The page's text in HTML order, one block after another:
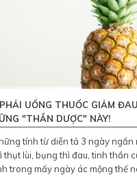
UỐNG THUỐC GIẢM
"THẦN DƯỢC" NÀY!
tính từ diễn tả 3 ngày ngắn
lùi, bụng thì đau, tinh thần
trong mấy ngày ác mộng thế